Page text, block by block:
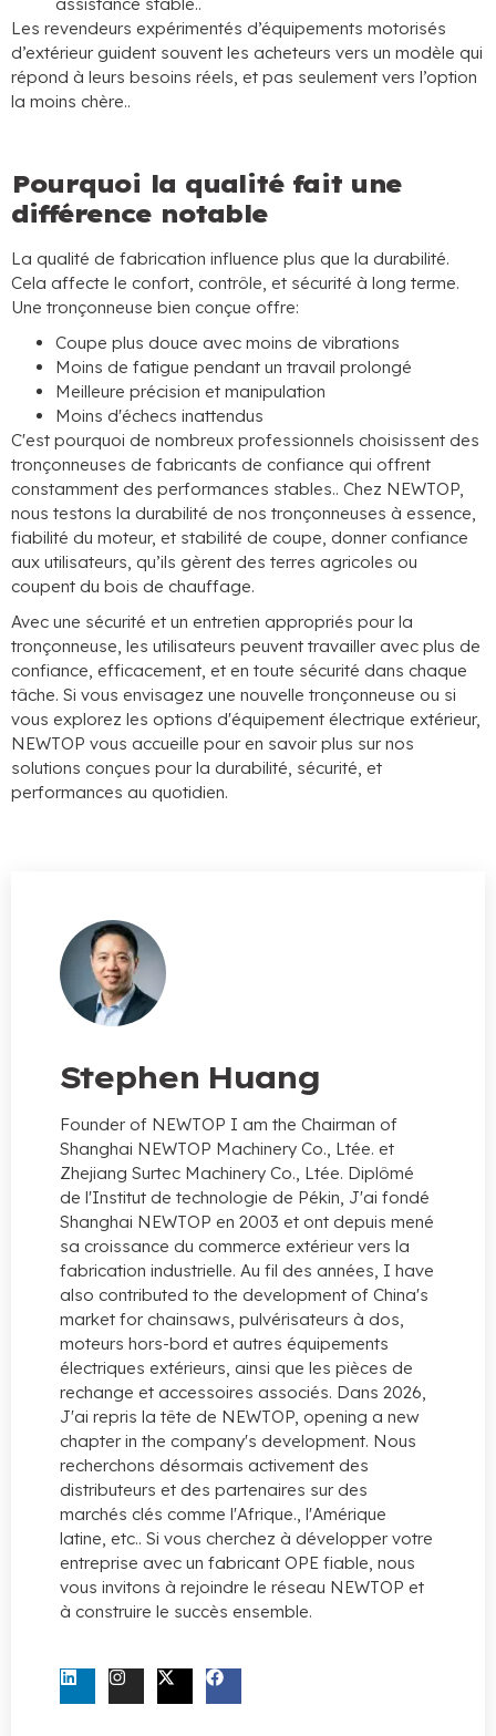
Les revendeurs expérimentés d’équipements motorisés
d’extérieur guident souvent les acheteurs vers un modèle qui
répond à leurs besoins réels, et pas seulement vers l’option
la moins chère..
Pourquoi la qualité fait une
différence notable
La qualité de fabrication influence plus que la durabilité.
Cela affecte le confort, contrôle, et sécurité à long terme.
Une tronçonneuse bien conçue offre:
Coupe plus douce avec moins de vibrations
Moins de fatigue pendant un travail prolongé
Meilleure précision et manipulation
Moins d'échecs inattendus
C'est pourquoi de nombreux professionnels choisissent des
tronçonneuses de fabricants de confiance qui offrent
constamment des performances stables.. Chez NEWTOP,
nous testons la durabilité de nos tronçonneuses à essence,
fiabilité du moteur, et stabilité de coupe, donner confiance
aux utilisateurs, qu’ils gèrent des terres agricoles ou
coupent du bois de chauffage.
Avec une sécurité et un entretien appropriés pour la
tronçonneuse, les utilisateurs peuvent travailler avec plus de
confiance, efficacement, et en toute sécurité dans chaque
tâche. Si vous envisagez une nouvelle tronçonneuse ou si
vous explorez les options d'équipement électrique extérieur,
NEWTOP vous accueille pour en savoir plus sur nos
solutions conçues pour la durabilité, sécurité, et
performances au quotidien.
Stephen Huang
Founder of NEWTOP I am the Chairman of
Shanghai NEWTOP Machinery Co., Ltée. et
Zhejiang Surtec Machinery Co., Ltée. Diplômé
de l'Institut de technologie de Pékin, J'ai fondé
Shanghai NEWTOP en 2003 et ont depuis mené
sa croissance du commerce extérieur vers la
fabrication industrielle. Au fil des années, I have
also contributed to the development of China's
market for chainsaws, pulvérisateurs à dos,
moteurs hors-bord et autres équipements
électriques extérieurs, ainsi que les pièces de
rechange et accessoires associés. Dans 2026,
J'ai repris la tête de NEWTOP, opening a new
chapter in the company's development. Nous
recherchons désormais activement des
distributeurs et des partenaires sur des
marchés clés comme l'Afrique., l'Amérique
latine, etc.. Si vous cherchez à développer votre
entreprise avec un fabricant OPE fiable, nous
vous invitons à rejoindre le réseau NEWTOP et
à construire le succès ensemble.